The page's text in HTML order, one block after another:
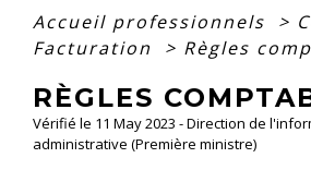
Accueil professionnels >
Facturation
> Règles
RÈGLES
Vérifié le 11 May 2023 - Direction de
administrative (Première ministre)